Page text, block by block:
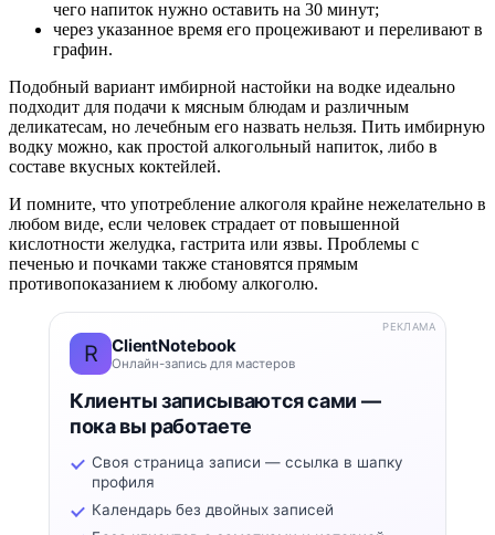
чего напиток нужно оставить на 30 минут;
через указанное время его процеживают и переливают в
графин.
Подобный вариант имбирной настойки на водке идеально
подходит для подачи к мясным блюдам и различным
деликатесам, но лечебным его назвать нельзя. Пить имбирную
водку можно, как простой алкогольный напиток, либо в
составе вкусных коктейлей.
И помните, что употребление алкоголя крайне нежелательно в
любом виде, если человек страдает от повышенной
кислотности желудка, гастрита или язвы. Проблемы с
печенью и почками также становятся прямым
противопоказанием к любому алкоголю.
R ClientNotebook
Онлайн-запись для мастеров
Клиенты записываются сами —
пока вы работаете
Своя страница записи — ссылка в шапку
профиля
Календарь без двойных записей
РЕКЛАМА